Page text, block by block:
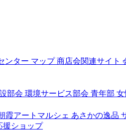
ンター マップ 商店会関連サイト
部会 環境サービス部会 青年部 女
霞アートマルシェ あさかの逸品
援ショップ